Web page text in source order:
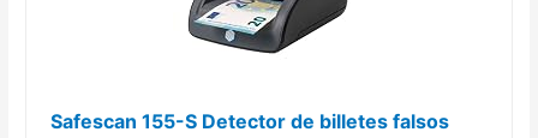
Safescan 155-S Detector de billetes falsos